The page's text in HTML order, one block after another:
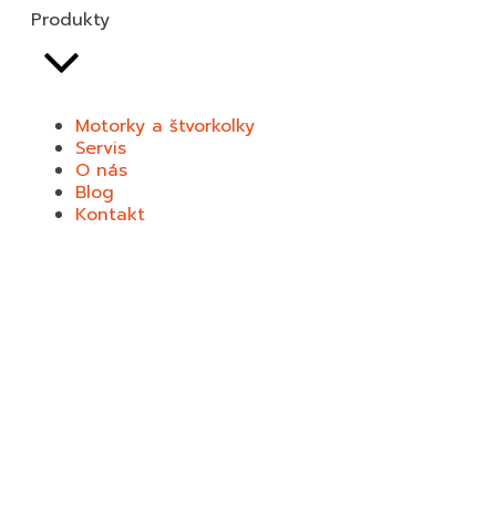
Produkty
Motorky a štvorkolky
Servis
O nás
Blog
Kontakt
Prívesné vozíky Agados